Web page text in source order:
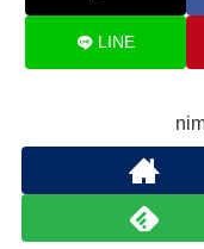
LINE